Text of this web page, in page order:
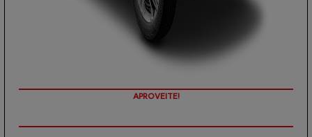
APROVEITE!